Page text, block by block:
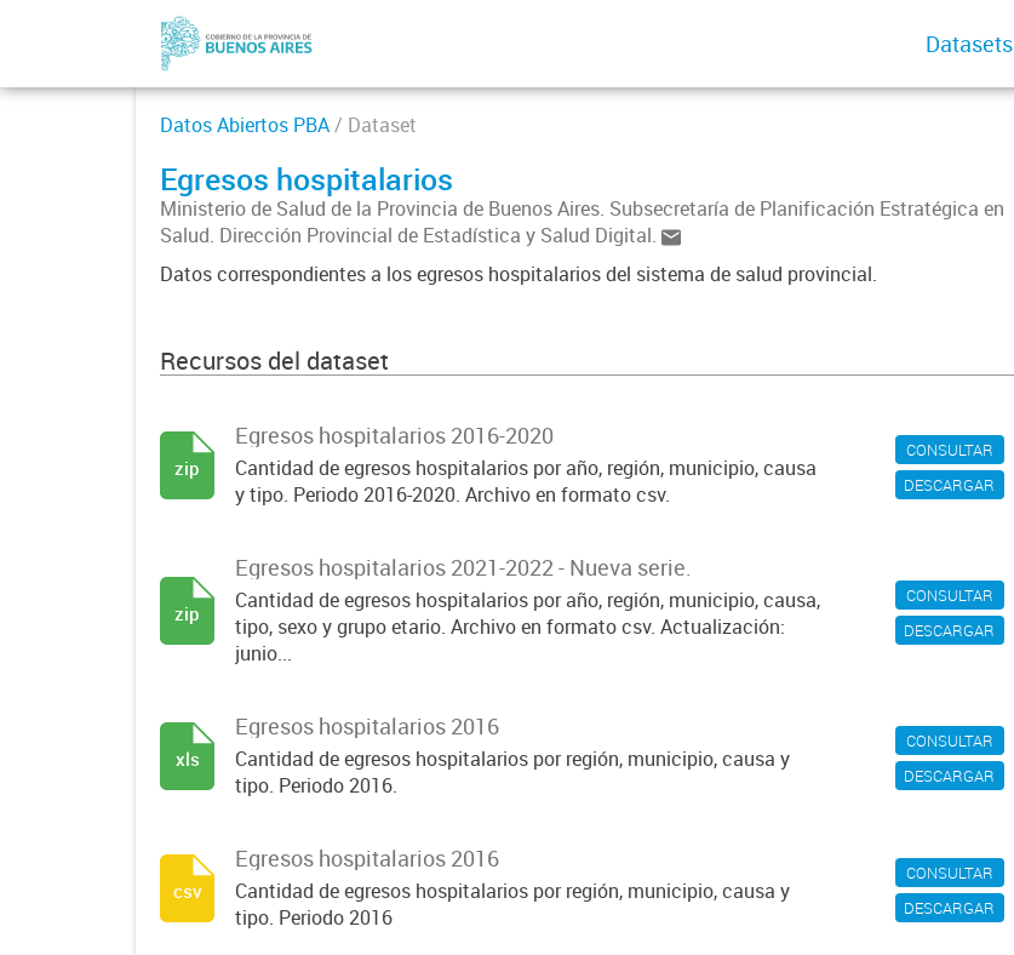
Datasets
Datos Abiertos PBA/ Dataset
Egresos hospitalarios
Ministerio de Salud de la Provincia de Buenos Aires. Subsecretaría de Planificación Estratégica en
Salud. Dirección Provincial de Estadística y Salud Digital.
Datos correspondientes a los egresos hospitalarios del sistema de salud provincial.
Recursos del dataset
CONSULTAR
DESCARGAR
Egresos hospitalarios 2016-2020
Cantidad de egresos hospitalarios por año, región, municipio, causa
y tipo. Periodo 2016-2020. Archivo en formato csv.
zip
CONSULTAR
DESCARGAR
Egresos hospitalarios 2021-2022 - Nueva serie.
Cantidad de egresos hospitalarios por año, región, municipio, causa,
tipo, sexo y grupo etario. Archivo en formato csv. Actualización:
junio...
zip
CONSULTAR
DESCARGAR
Egresos hospitalarios 2016
Cantidad de egresos hospitalarios por región, municipio, causa y
tipo. Periodo 2016.
xls
CONSULTAR
DESCARGAR
Egresos hospitalarios 2016
Cantidad de egresos hospitalarios por región, municipio, causa y
tipo. Periodo 2016
csv